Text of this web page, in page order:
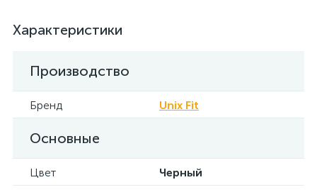
Характеристики
Производство
Бренд Unix Fit
Основные
Цвет
Черный